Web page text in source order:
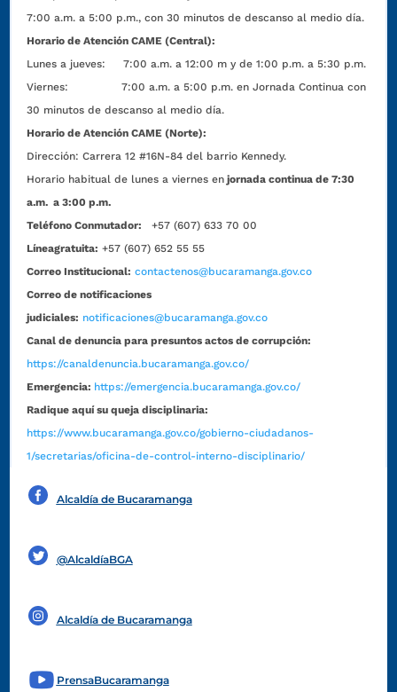
7:00 a.m. a 5:00 p.m., con 30 minutos de descanso al medio día.
Horario de Atención CAME (Central):
Lunes a jueves: 7:00 a.m. a 12:00 m y de 1:00 p.m. a 5:30 p.m.
Viernes: 7:00 a.m. a 5:00 p.m. en Jornada Continua con
30 minutos de descanso al medio día.
Horario de Atención CAME (Norte):
Dirección:Carrera 12 #16N-84 del barrio Kennedy.
Horario habitual de lunes a viernes en jornada continua de 7:30
a.m. a 3:00 p.m.
Teléfono Conmutador:
+57 (607) 633 70 00
Líneagratuita: +57 (607) 652 55 55
Correo Institucional: contactenos@bucaramanga.gov.co
Correo de notificaciones
judiciales: notificaciones@bucaramanga.gov.co
Canal de denuncia para presuntos actos de corrupción:
https://canaldenuncia.bucaramanga.gov.co/
Emergencia: https://emergencia.bucaramanga.gov.co/
Radique aquí su queja disciplinaria:
https://www.bucaramanga.gov.co/gobierno-ciudadanos-
1/secretarias/oficina-de-control-interno-disciplinario/
Alcaldía de Bucaramanga
@AlcaldíaBGA
Alcaldía de Bucaramanga
PrensaBucaramanga